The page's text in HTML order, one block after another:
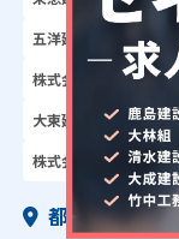
五洋建設株式会社×建築
株式会社大林組×建築
大東建託株式会社×建
株式会社きんでん×建
都道府県×職